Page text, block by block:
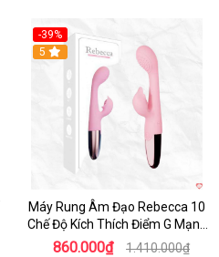
-39%
Hot
5
Máy Rung Âm Đạo Rebecca 10
Chế Độ Kích Thích Điểm G Mạnh
Mẽ
860.000₫ 1.410.000₫